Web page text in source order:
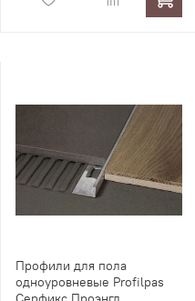
Профили для пола
одноуровневые Profilpas